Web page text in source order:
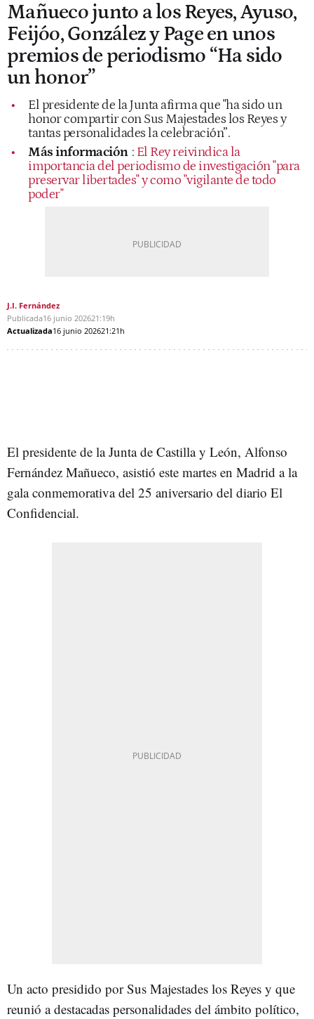
Mañueco junto a los Reyes, Ayuso,
Feijóo, González y Page en unos
premios de periodismo “Ha sido
un honor”
El presidente de la Junta afirma que "ha sido un
honor compartir con Sus Majestades los Reyes y
tantas personalidades la celebración”.
Más información : El Rey reivindica la
importancia del periodismo de investigación "para
preservar libertades" y como "vigilante de todo
poder"
J.I. Fernández
Publicada16 junio 202621:19h
Actualizada16 junio 202621:21h
El presidente de la Junta de Castilla y León, Alfonso
Fernández Mañueco, asistió este martes en Madrid a la
gala conmemorativa del 25 aniversario del diario El
Confidencial.
Un acto presidido por Sus Majestades los Reyes y que
reunió a destacadas personalidades del ámbito político,